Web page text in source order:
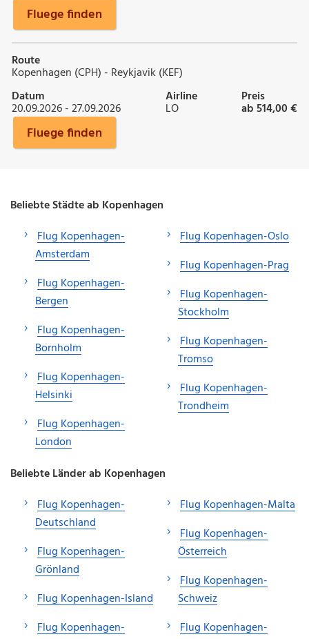
Fluege finden
Route
Kopenhagen (CPH) - Reykjavik (KEF)
Datum
20.09.2026 - 27.09.2026
Airline
LO
Preis
ab 514,00 €
Fluege finden
Beliebte Städte ab Kopenhagen
Flug Kopenhagen-
Amsterdam
Flug Kopenhagen-
Bergen
Flug Kopenhagen-
Bornholm
Flug Kopenhagen-
Helsinki
Flug Kopenhagen-
London
Flug Kopenhagen-Oslo
Flug Kopenhagen-Prag
Flug Kopenhagen-
Stockholm
Flug Kopenhagen-
Tromso
Flug Kopenhagen-
Trondheim
Beliebte Länder ab Kopenhagen
Flug Kopenhagen-
Deutschland
Flug Kopenhagen-
Grönland
Flug Kopenhagen-Island
Flug Kopenhagen-
Flug Kopenhagen-Malta
Flug Kopenhagen-
Österreich
Flug Kopenhagen-
Schweiz
Flug Kopenhagen-